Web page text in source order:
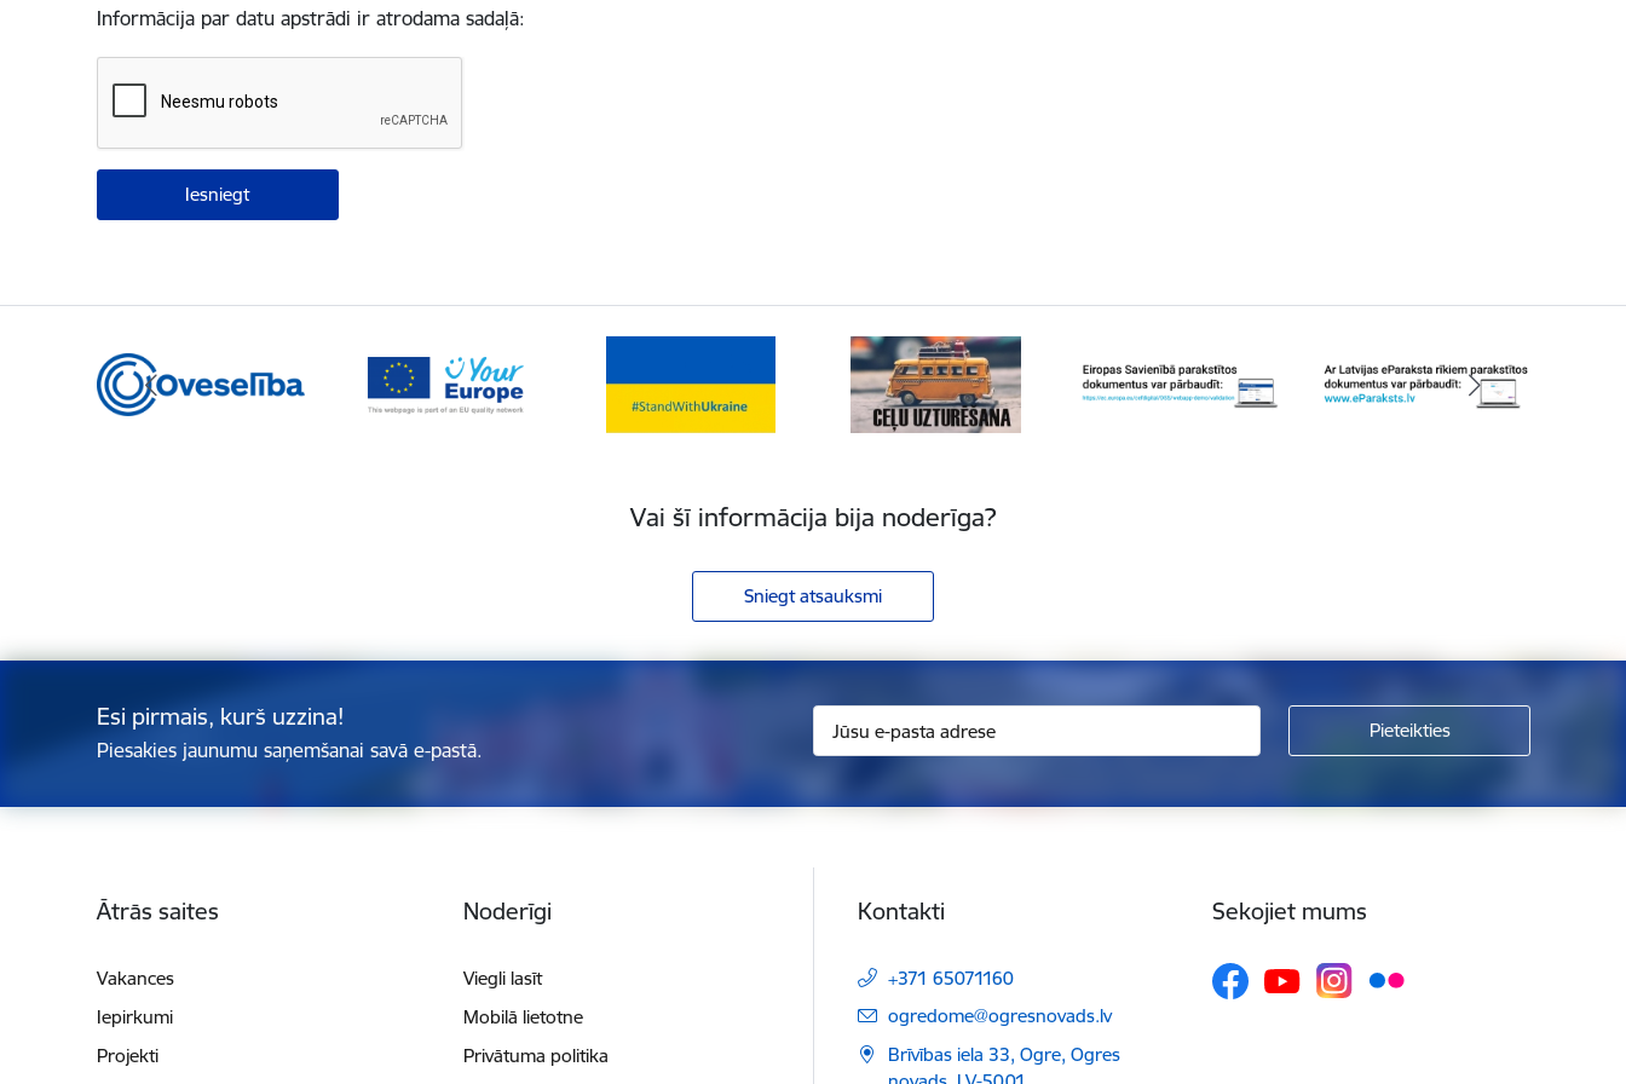
Informācija par datu apstrādi ir atrodama sadaļā:
Vai šī informācija bija noderīga?
Sniegt atsauksmi
Esi pirmais, kurš uzzina!
Piesakies jaunumu saņemšanai savā e-pastā.
Ātrās saites
Vakances
Iepirkumi
Projekti
Noderīgi
Viegli lasīt
Mobilā lietotne
Privātuma politika
Kontakti
+371 65071160
E-pasts:
ogredome@ogresnovads.lv
Brīvības iela 33, Ogre, Ogres
Sekojiet mums